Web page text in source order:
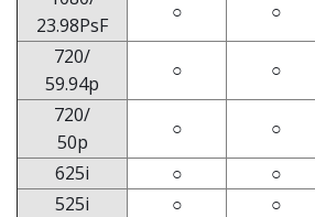
23.98PsF
○ ○
720/
59.94p
○ ○
720/
50p
○ ○
625i
○ ○
525i
○ ○